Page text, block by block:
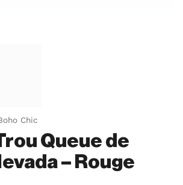
Chic
Queue de
– Rouge